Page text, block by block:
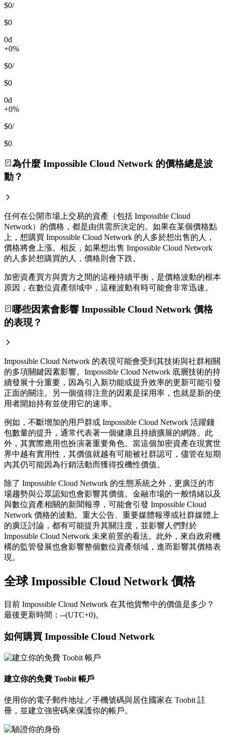
$0/
$0
0d
+0%
$0/
$0
0d
+0%
$0/
$0
為什麼 Impossible Cloud Network 的價格總是波
動？
任何在公開市場上交易的資產（包括 Impossible Cloud
Network）的價格，都是由供需所決定的。如果在某個價格點
上，想購買 Impossible Cloud Network 的人多於想出售的人，
價格將會上漲。相反，如果想出售 Impossible Cloud Network
的人多於想購買的人，價格則會下跌。
加密資產買方與賣方之間的這種持續平衡，是價格波動的根本
原因，在數位資產領域中，這種波動有時可能會非常迅速。
哪些因素會影響 Impossible Cloud Network 價格
的表現？
Impossible Cloud Network 的表現可能會受到其技術與社群相關
的多項關鍵因素影響。Impossible Cloud Network 底層技術的持
續發展十分重要，因為引入新功能或提升效率的更新可能引發
正面的關注。另一個值得注意的因素是採用率，也就是新的使
用者開始持有並使用它的速率。
例如，不斷增加的用戶群或 Impossible Cloud Network 活躍錢
包數量的提升，通常代表著一個健康且持續擴展的網路。此
外，其實際應用也扮演著重要角色。當這個加密資產在現實世
界中越有實用性，其價值就越有可能被社群認可，儘管在短期
內其仍可能因為行銷活動而獲得投機性價值。
除了 Impossible Cloud Network 的生態系統之外，更廣泛的市
場趨勢與公眾認知也會影響其價值。金融市場的一般情緒以及
與數位資產相關的新聞報導，可能會引發 Impossible Cloud
Network 價格的波動。重大公告、重要媒體報導或社群媒體上
的廣泛討論，都有可能提升其關注度，並影響人們對於
Impossible Cloud Network 未來前景的看法。此外，來自政府機
構的監管發展也會影響整個數位資產領域，進而影響其價格表
現。
全球 Impossible Cloud Network 價格
目前 Impossible Cloud Network 在其他貨幣中的價值是多少？
最後更新時間：--(UTC+0)。
如何購買 Impossible Cloud Network
建立你的免費 Toobit 帳戶
使用你的電子郵件地址／手機號碼與居住國家在 Toobit 註
冊，並建立強密碼來保護你的帳戶。